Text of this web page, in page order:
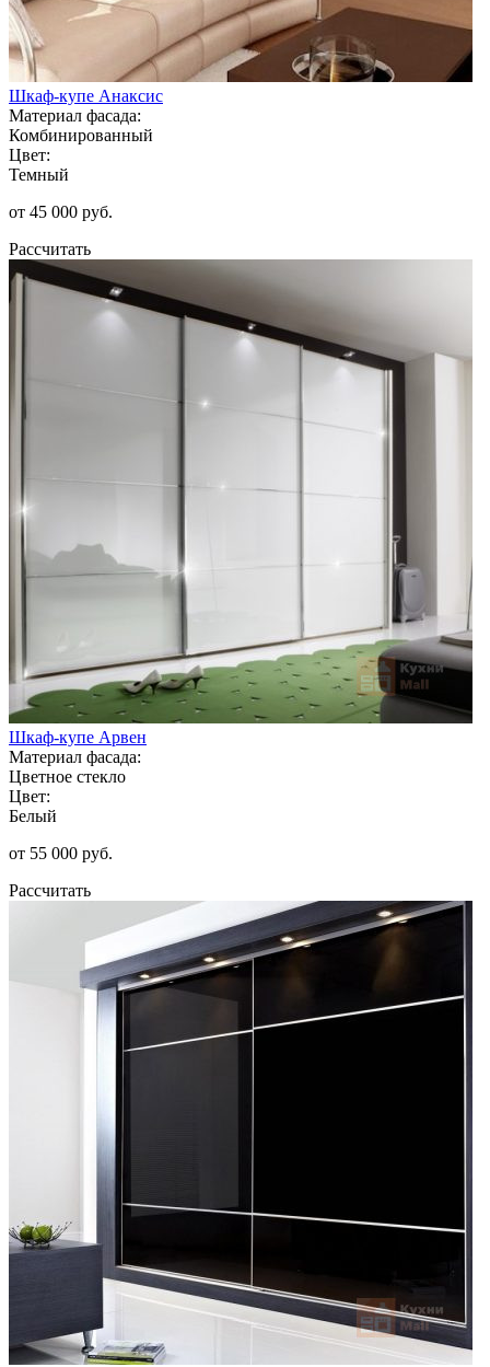
Шкаф-купе Анаксис
Материал фасада:
Комбинированный
Цвет:
Темный
от 45 000 руб.
Рассчитать
Шкаф-купе Арвен
Материал фасада:
Цветное стекло
Цвет:
Белый
от 55 000 руб.
Рассчитать